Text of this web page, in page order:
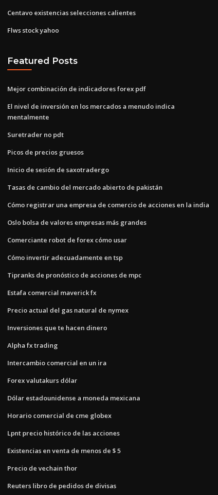
Centavo existencias selecciones calientes
Flws stock yahoo
Featured Posts
Mejor combinación de indicadores forex pdf
El nivel de inversión en los mercados a menudo indica
mentalmente
Suretrader no pdt
Picos de precios gruesos
Inicio de sesión de saxotradergo
Tasas de cambio del mercado abierto de pakistán
Cómo registrar una empresa de comercio de acciones en la india
Oslo bolsa de valores empresas más grandes
Comerciante robot de forex cómo usar
Cómo invertir adecuadamente en tsp
Tipranks de pronóstico de acciones de mpc
Estafa comercial maverick fx
Precio actual del gas natural de nymex
Inversiones que te hacen dinero
Alpha fx trading
Intercambio comercial en un ira
Forex valutakurs dólar
Dólar estadounidense a moneda mexicana
Horario comercial de cme globex
Lpnt precio histórico de las acciones
Existencias en venta de menos de $ 5
Precio de vechain thor
Reuters libro de pedidos de divisas